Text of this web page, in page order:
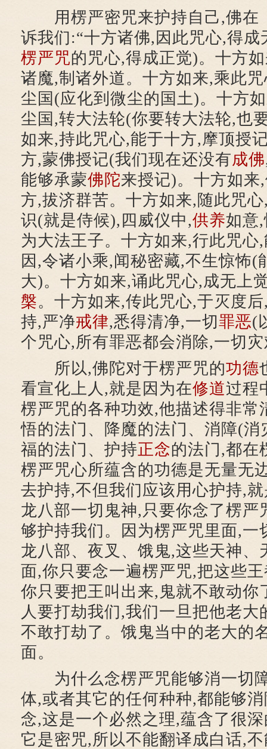
用楞严密咒来护持自己,佛在
诉我们:“十方诸佛,因此咒心,得成
楞严咒的咒心,得成正觉)。十方
诸魔,制诸外道。十方如来,乘此
尘国(应化到微尘的国土)。十方
尘国,转大法轮(你要转大法轮,也
如来,持此咒心,能于十方,摩顶授
方,蒙佛授记(我们现在还没有成佛
能够承蒙佛陀来授记)。十方如来
方,拔济群苦。十方如来,随此咒
识(就是侍候),四威仪中,供养如意
为大法王子。十方如来,行此咒心
因,令诸小乘,闻秘密藏,不生惊怖(
大)。十方如来,诵此咒心,成无上
槃。十方如来,传此咒心,于灭度
持,严净戒律,悉得清净,一切罪恶(
个咒心,所有罪恶都会消除,一切
所以,佛陀对于楞严咒的功德
看宣化上人,就是因为在修道过程
楞严咒的各种功效,他描述得非常
悟的法门、降魔的法门、消障(消
福的法门、护持正念的法门,都在
楞严咒心所蕴含的功德是无量无
去护持,不但我们应该用心护持,
龙八部一切鬼神,只要你念了楞严
够护持我们。因为楞严咒里面,一
龙八部、夜叉、饿鬼,这些天神、
面,你只要念一遍楞严咒,把这些
你只要把王叫出来,鬼就不敢动你
人要打劫我们,我们一旦把他老大
不敢打劫了。饿鬼当中的老大的
面。
为什么念楞严咒能够消一切
体,或者其它的任何种种,都能够
念,这是一个必然之理,蕴含了很
它是密咒,所以不能翻译成白话,